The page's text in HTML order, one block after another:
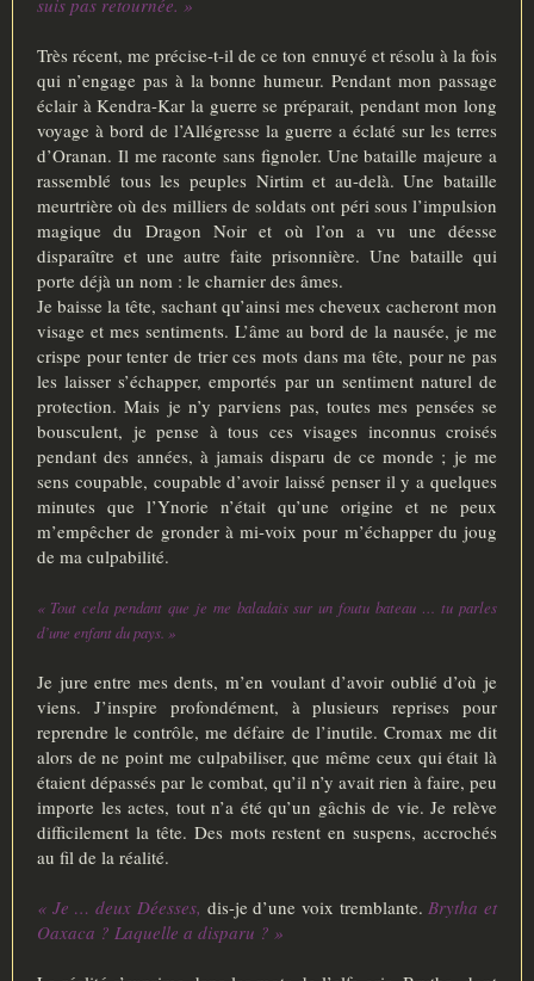
suis pas retournée. »
Très récent, me précise-t-il de ce ton ennuyé et résolu à la fois
qui n’engage pas à la bonne humeur. Pendant mon passage
éclair à Kendra-Kar la guerre se préparait, pendant mon long
voyage à bord de l’Allégresse la guerre a éclaté sur les terres
d’Oranan. Il me raconte sans fignoler. Une bataille majeure a
rassemblé tous les peuples Nirtim et au-delà. Une bataille
meurtrière où des milliers de soldats ont péri sous l’impulsion
magique du Dragon Noir et où l’on a vu une déesse
disparaître et une autre faite prisonnière. Une bataille qui
porte déjà un nom : le charnier des âmes.
Je baisse la tête, sachant qu’ainsi mes cheveux cacheront mon
visage et mes sentiments. L’âme au bord de la nausée, je me
crispe pour tenter de trier ces mots dans ma tête, pour ne pas
les laisser s’échapper, emportés par un sentiment naturel de
protection. Mais je n’y parviens pas, toutes mes pensées se
bousculent, je pense à tous ces visages inconnus croisés
pendant des années, à jamais disparu de ce monde ; je me
sens coupable, coupable d’avoir laissé penser il y a quelques
minutes que l’Ynorie n’était qu’une origine et ne peux
m’empêcher de gronder à mi-voix pour m’échapper du joug
de ma culpabilité.
« Tout cela pendant que je me baladais sur un foutu bateau … tu parles
d’une enfant du pays. »
Je jure entre mes dents, m’en voulant d’avoir oublié d’où je
viens. J’inspire profondément, à plusieurs reprises pour
reprendre le contrôle, me défaire de l’inutile. Cromax me dit
alors de ne point me culpabiliser, que même ceux qui était là
étaient dépassés par le combat, qu’il n’y avait rien à faire, peu
importe les actes, tout n’a été qu’un gâchis de vie. Je relève
difficilement la tête. Des mots restent en suspens, accrochés
au fil de la réalité.
« Je … deux Déesses, dis-je d’une voix tremblante. Brytha et
Oaxaca ? Laquelle a disparu ? »